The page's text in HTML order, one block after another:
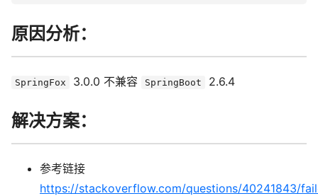
原因分析：
SpringFox 3.0.0 不兼容 SpringBoot 2.6.4
解决方案：
参考链接
https://stackoverflow.com/questions/40241843/